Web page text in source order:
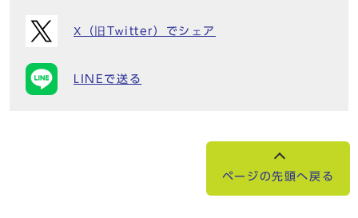
X（旧Twitter）でシェア
LINEで送る
ページの先頭へ戻る